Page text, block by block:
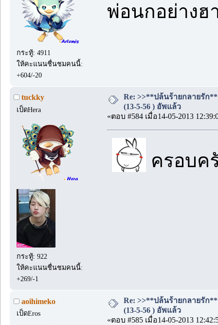
กระทู้: 4911
ให้คะแนนชื่นชมคนนี้:
+604/-20
พ่อนกอย่างฮ
tuckky
เป็ดHera
กระทู้: 922
ให้คะแนนชื่นชมคนนี้:
+269/-1
Re: >>**ปล้นร้ายกลายรัก
(13-5-56 ) อัพแล้ว
«ตอบ #584 เมื่อ14-05-2013
ครอบค
aoihimeko
เป็ดEros
Re: >>**ปล้นร้ายกลายรัก
(13-5-56 ) อัพแล้ว
«ตอบ #585 เมื่อ14-05-2013